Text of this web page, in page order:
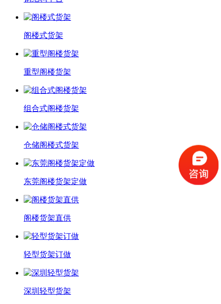
阁楼式货架
重型阁楼货架
组合式阁楼货架
仓储阁楼式货架
东莞阁楼货架定做
阁楼货架直供
轻型货架订做
深圳轻型货架